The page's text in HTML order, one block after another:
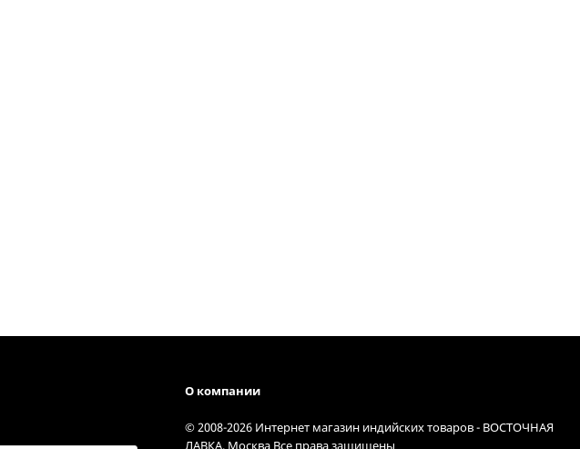
О компании
© 2008-2026 Интернет магазин индийских товаров - ВОСТОЧНАЯ
ЛАВКА, Москва Все права защищены